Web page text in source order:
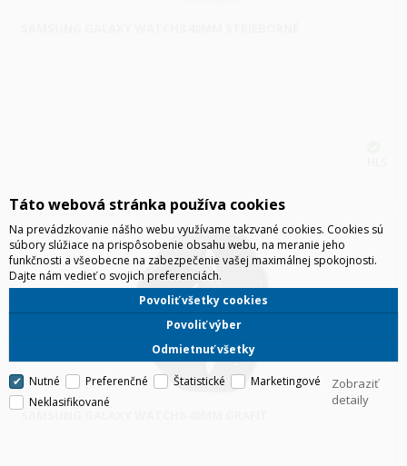
SAMSUNG GALAXY WATCH8 40MM GRAFIT
Táto webová stránka používa cookies
Na prevádzkovanie nášho webu využívame takzvané cookies. Cookies sú
súbory slúžiace na prispôsobenie obsahu webu, na meranie jeho
funkčnosti a všeobecne na zabezpečenie vašej maximálnej spokojnosti.
Dajte nám vedieť o svojich preferenciách.
Odmietnuť všetky
Povoliť výber
Povoliť všetky cookies
Nutné Preferenčné Štatistické
Marketingové
Neklasifikované
Zobraziť
detaily